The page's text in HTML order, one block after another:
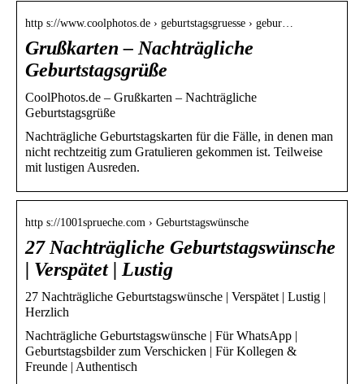
http s://www.coolphotos.de › geburtstagsgruesse › gebur…
Grußkarten – Nachträgliche
Geburtstagsgrüße
CoolPhotos.de – Grußkarten – Nachträgliche
Geburtstagsgrüße
Nachträgliche Geburtstagskarten für die Fälle, in denen man
nicht rechtzeitig zum Gratulieren gekommen ist. Teilweise
mit lustigen Ausreden.
http s://1001sprueche.com › Geburtstagswünsche
27 Nachträgliche Geburtstagswünsche
| Verspätet | Lustig
27 Nachträgliche Geburtstagswünsche | Verspätet | Lustig |
Herzlich
Nachträgliche Geburtstagswünsche | Für WhatsApp |
Geburtstagsbilder zum Verschicken | Für Kollegen &
Freunde | Authentisch